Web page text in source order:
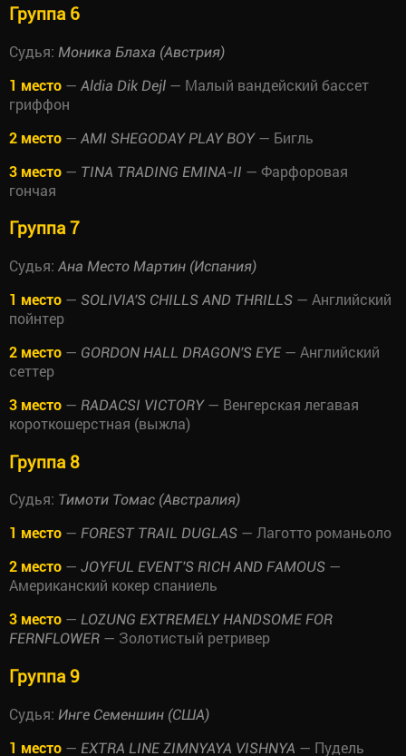
Группа 6
Судья: Моника Блаха (Австрия)
1 место — Aldia Dik Dejl — Малый вандейский бассет
гриффон
2 место — AMI SHEGODAY PLAY BOY— Бигль
3 место — TINA TRADING EMINA-II — Фарфоровая
гончая
Группа 7
Судья: Ана Место Мартин (Испания)
1 место — SOLIVIA'S CHILLS AND THRILLS — Английский
пойнтер
2 место — GORDON HALL DRAGON'S EYE — Английский
сеттер
3 место — RADACSI VICTORY— Венгерская легавая
короткошерстная (выжла)
Группа 8
Судья: Тимоти Томас (Австралия)
1 место — FOREST TRAIL DUGLAS — Лаготто романьоло
2 место — JOYFUL EVENT'S RICH AND FAMOUS —
Американский кокер спаниель
3 место — LOZUNG EXTREMELY HANDSOME FOR
FERNFLOWER — Золотистый ретривер
Группа 9
Судья: Инге Семеншин (США)
1 место — EXTRA LINE ZIMNYAYA VISHNYA — Пудель